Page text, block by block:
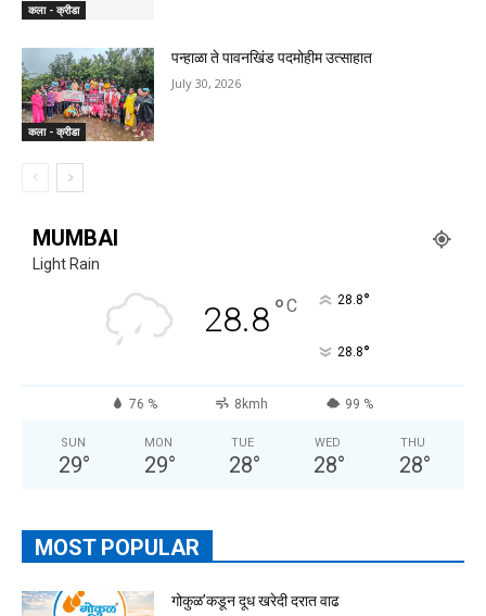
कला - क्रीडा
कला - क्रीडा
पन्हाळा ते पावनखिंड पदमोहीम उत्साहात
July 30, 2026
MUMBAI
Light Rain
28.8°C 28.8°
28.8°
76 % 8kmh 99 %
SUN
29°
MON
29°
TUE
28°
WED
28°
THU
28°
MOST POPULAR
गोकुळ’कडून दूध खरेदी दरात वाढ